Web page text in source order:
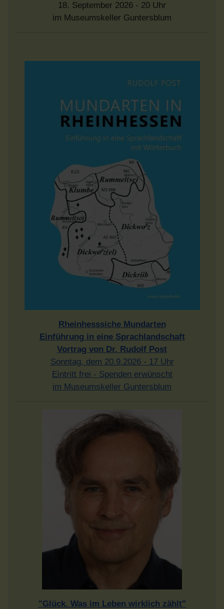
18. September 2026 - 20 Uhr
im Museumskeller Guntersblum
Rheinhesssiche Mundarten
Einführung in eine Sprachlandschaft
Vortrag von Dr. Rudolf Post
Sonntag, dem 20.9.2026 - 17 Uhr
Eintritt frei - Spenden erwünscht
im Museumskeller Guntersblum
"Glück. Was im Leben wirklich zählt"